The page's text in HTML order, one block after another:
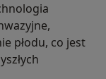
płodu, co jest